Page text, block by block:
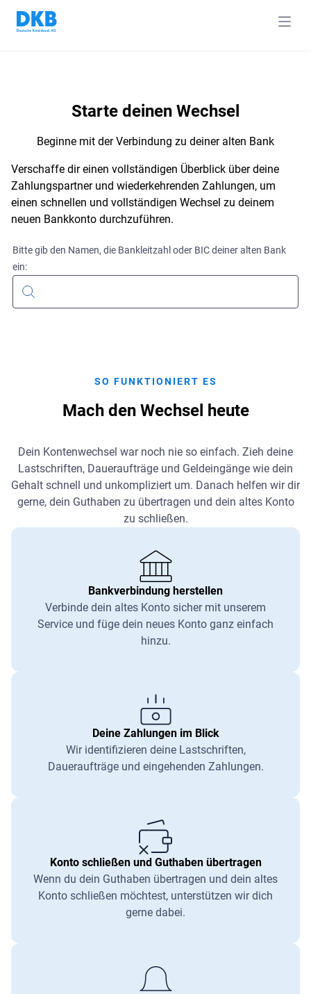
Starte deinen Wechsel
Beginne mit der Verbindung zu deiner alten Bank
Verschaffe dir einen vollständigen Überblick über deine
Zahlungspartner und wiederkehrenden Zahlungen, um
einen schnellen und vollständigen Wechsel zu deinem
neuen Bankkonto durchzuführen.
Bitte gib den Namen, die Bankleitzahl oder BIC deiner alten Bank
ein:
SO FUNKTIONIERT ES
Mach den Wechsel heute
Dein Kontenwechsel war noch nie so einfach. Zieh deine
Lastschriften, Daueraufträge und Geldeingänge wie dein
Gehalt schnell und unkompliziert um. Danach helfen wir dir
gerne, dein Guthaben zu übertragen und dein altes Konto
zu schließen.
Bankverbindung herstellen
Verbinde dein altes Konto sicher mit unserem
Service und füge dein neues Konto ganz einfach
hinzu.
Deine Zahlungen im Blick
Wir identifizieren deine Lastschriften,
Daueraufträge und eingehenden Zahlungen.
Konto schließen und Guthaben übertragen
Wenn du dein Guthaben übertragen und dein altes
Konto schließen möchtest, unterstützen wir dich
gerne dabei.